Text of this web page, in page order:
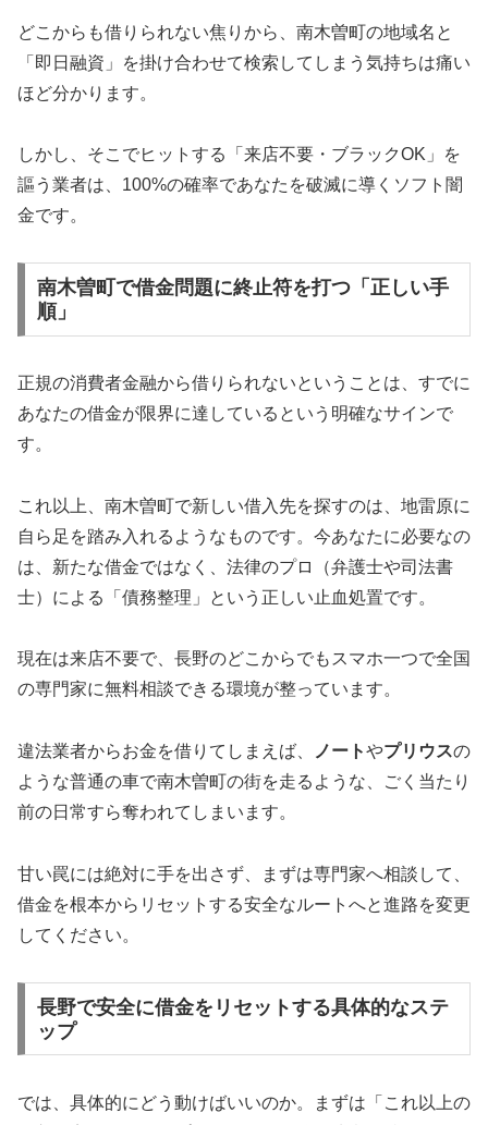
どこからも借りられない焦りから、南木曽町の地域名と
「即日融資」を掛け合わせて検索してしまう気持ちは痛い
ほど分かります。
しかし、そこでヒットする「来店不要・ブラックOK」を
謳う業者は、100%の確率であなたを破滅に導くソフト闇
金です。
南木曽町で借金問題に終止符を打つ「正しい手
順」
正規の消費者金融から借りられないということは、すでに
あなたの借金が限界に達しているという明確なサインで
す。
これ以上、南木曽町で新しい借入先を探すのは、地雷原に
自ら足を踏み入れるようなものです。今あなたに必要なの
は、新たな借金ではなく、法律のプロ（弁護士や司法書
士）による「債務整理」という正しい止血処置です。
現在は来店不要で、長野のどこからでもスマホ一つで全国
の専門家に無料相談できる環境が整っています。
違法業者からお金を借りてしまえば、 ノートやプリウスの
ような普通の車で南木曽町の街を走るような、ごく当たり
前の日常すら奪われてしまいます。
甘い罠には絶対に手を出さず、まずは専門家へ相談して、
借金を根本からリセットする安全なルートへと進路を変更
してください。
長野で安全に借金をリセットする具体的なステ
ップ
では、具体的にどう動けばいいのか。まずは「これ以上の